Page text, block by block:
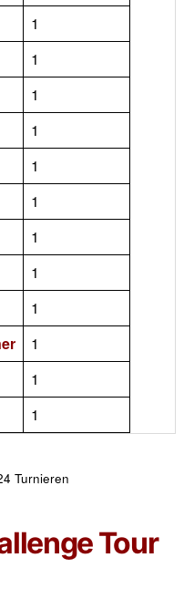
1
1
1
1
1
1
1
1
1
1
1
1
Turnieren
Tour